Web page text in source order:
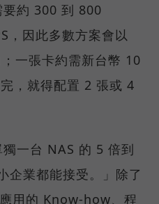
要約 300 到 800
，因此多數方案會以
一張卡約需新台幣 10
，就得配置 2 張或 4
獨一台 NAS 的 5 倍到
企業都能接受。」除了
用的 Know-how、程